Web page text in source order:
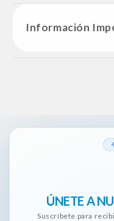
Información
ÚNETE A
Suscríbete para